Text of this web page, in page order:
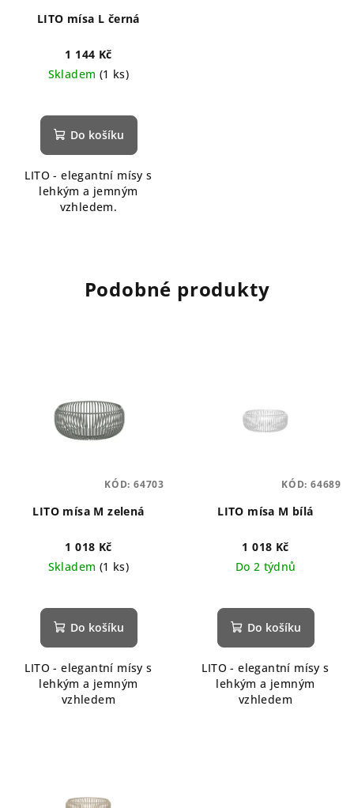
LITO mísa L černá
1 144 Kč
Skladem (1 ks)
hodnocení
produktu
z
5
hvězdiček.
Do košíku
LITO - elegantní mísy s
lehkým a jemným
vzhledem.
Podobné produkty
LITO mísa M zelená
1 018 Kč
Skladem (1 ks)
Do košíku
LITO - elegantní mísy s
lehkým a jemným
vzhledem
KÓD: 64703
LITO mísa M bílá
1 018 Kč
Do 2 týdnů
Do košíku
LITO - elegantní mísy s
lehkým a jemným
vzhledem
KÓD: 64689